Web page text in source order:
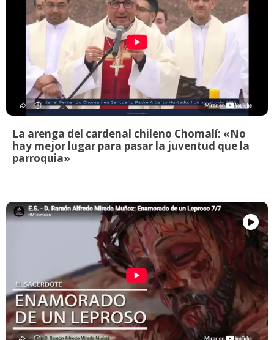
La arenga del cardenal chileno Chomalí: «No
hay mejor lugar para pasar la juventud que la
parroquia»